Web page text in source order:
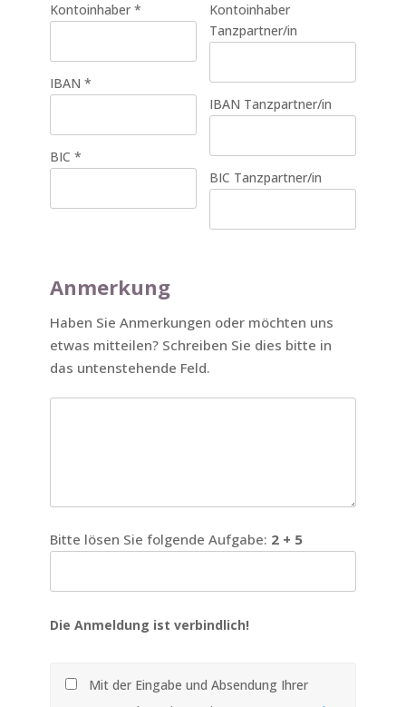
Kontoinhaber *
IBAN *
BIC *
Kontoinhaber
Tanzpartner/in
IBAN Tanzpartner/in
BIC Tanzpartner/in
Anmerkung
Haben Sie Anmerkungen oder möchten uns
etwas mitteilen? Schreiben Sie dies bitte in
das untenstehende Feld.
Bitte lösen Sie folgende Aufgabe: 2 + 5
Die Anmeldung ist verbindlich!
Mit der Eingabe und Absendung Ihrer